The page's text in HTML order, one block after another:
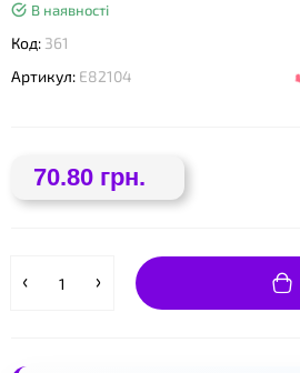
В наявності
Код: 361
Артикул: E82104
70.80 грн.